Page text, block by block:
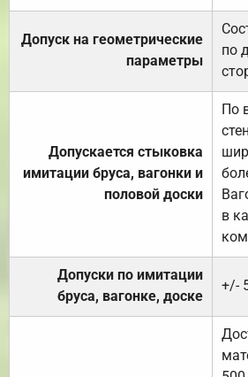
Допуск на геометрические
параметры
по
Допускается стыковка
имитации бруса, вагонки и
половой доски
По
в
Допуски по имитации
бруса, вагонке, доске
+/-